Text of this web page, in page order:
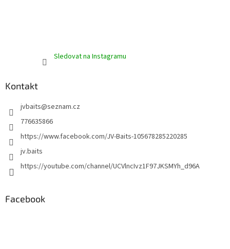
Sledovat na Instagramu
Kontakt
jvbaits@seznam.cz
776635866
https://www.facebook.com/JV-Baits-105678285220285
jv.baits
https://youtube.com/channel/UCVlncIvz1F97JKSMYh_d96A
Facebook